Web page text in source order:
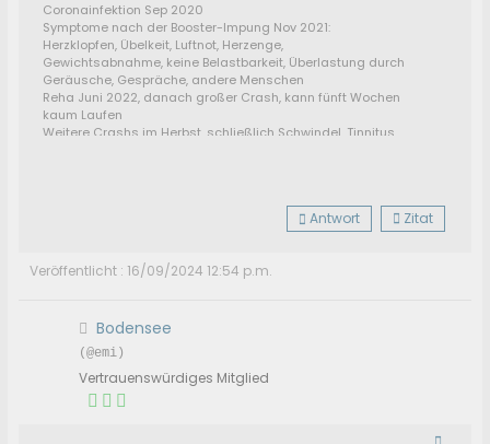
Coronainfektion Sep 2020
Symptome nach der Booster-Impung Nov 2021:
Herzklopfen, Übelkeit, Luftnot, Herzenge,
Gewichtsabnahme, keine Belastbarkeit, Überlastung durch
Geräusche, Gespräche, andere Menschen
Reha Juni 2022, danach großer Crash, kann fünft Wochen
kaum Laufen
Weitere Crashs im Herbst, schließlich Schwindel, Tinnitus,
Diagnose der Herzenge: Conorarspasmen
Antwort Zitat
Veröffentlicht : 16/09/2024 12:54 p.m.
Bodensee
(@emi)
Vertrauenswürdiges Mitglied